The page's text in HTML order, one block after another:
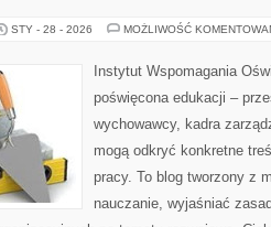
STY - 28 - 2026 MOŻLIWOŚĆ
Instytut Wspomagania
poświęcona edukacji –
wychowawcy, kadra
mogą odkryć konkretne
pracy. To blog tworzony z
nauczanie, wyjaśniać